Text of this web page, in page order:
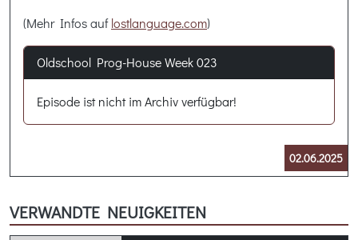
(Mehr Infos auflostlanguage.com)
Oldschool Prog-House Week 023
Episode ist nicht im Archiv verfügbar!
02.06.2025
VERWANDTE NEUIGKEITEN